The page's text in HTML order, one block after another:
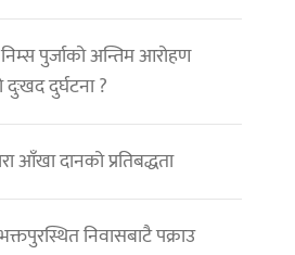
पुर्जाको अन्तिम आरोहण
दुर्घटना ?
आँखा दानको प्रतिबद्धता
भक्तपुरस्थित निवासबाटै पक्राउ